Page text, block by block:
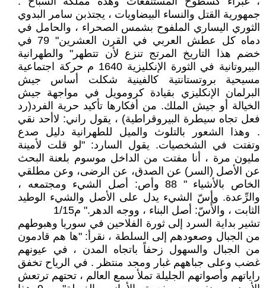
جمهورية القتل والنساء البيضاويات ، يجتذبن سامر البدوي
الثوري اليساري الملفوح بشمس الصحراء ، والحامل في
دماه كل عطش العربي في القرن العشرين" 79 في
خضم هذا التاريخ المرتج تنزع لأن تتطهر" والطهرانية
البيروتانية في الثورة الإنكليزية 1640 م حركة اجتماعية
مسيحية بروتستانتية كالفينية شكلت أساس جيش
البرلمان الإنكليزي بقيادة كرومويل في مواجهة جيش
الخيالة أو جيش الملك. من أفكارها تأكيد حرية الفرد(رد
فعل تجاه سيطرة البيروقراطية) ، يقول راني: لاأحد نقي
. وهذا الشعور بالتلوث والميل للطهرانية دليل صدع
وتفتت في الشخصيات. يقول السارد: "لو قلت لأمينة
مليون مرة ، أنا مفتت من الداخل موسوم بلعنة البحث
عن الأصل (السر) عن الصدق، عن الرضى، وعن مطلقي
الخاص بالأشياء " 88 وأص: أصل الشيء ومجتمعه ،
والرِّعدة. وأسّ الشيء يدل على الأصل والشيء الوطيد
الثابت ، والأُسّ: أصل البناء ، ووجه الدهر." م1/15
تشير بداية السرد إلى ثورة الفلاحين في سوريا وهبوطهم
من الجبال وصعودهم إلى السلطة ، نقرأ: "ها هم قادمون
من الجبال والسهول زحفاً باتجاه المدن ، في عيونهم
غضب وعلى جباههم غبار ومجد منتظر . في الرياح تخفق
راياتهم وأصواتهم الجليلة تملأ سمع العالم ، تحتهم ترتعش